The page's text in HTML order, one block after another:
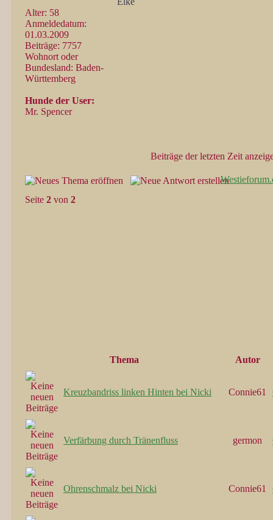
Alter: 58
Anmeldedatum:
01.03.2009
Beiträge: 7757
Wohnort oder
Bundesland: Baden-
Württemberg
Hunde der User:
Mr. Spencer
Beiträge der letzten Zeit
Seite 2 von 2
Thema Autor
Kreuzbandriss linken Hinten bei Nicki Connie61
Verfärbung durch Tränenfluss germon
Ohrenschmalz bei Nicki Connie61